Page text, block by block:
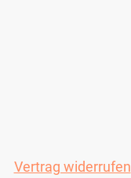
Vertrag widerrufen